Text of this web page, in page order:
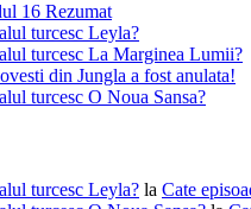
16 Rezumat
turcesc Leyla?
turcesc La Marginea Lumii?
din Jungla a fost anulata!
turcesc O Noua Sansa?
turcesc Leyla? la Cate